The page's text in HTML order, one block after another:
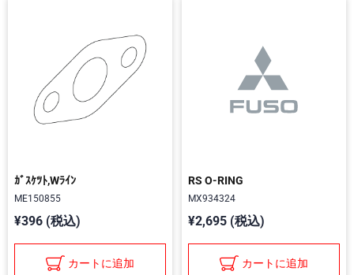
ｶﾞｽｹﾂﾄ,Wﾗｲﾝ
ME150855
¥396 (税込)
カートに追加
RS O-RING
MX934324
¥2,695 (税込)
カートに追加